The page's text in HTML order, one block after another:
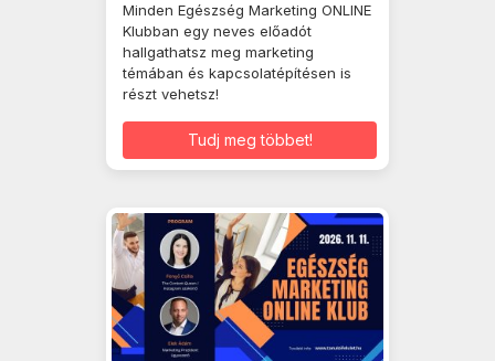
Minden Egészség Marketing ONLINE
Klubban egy neves előadót
hallgathatsz meg marketing
témában és kapcsolatépítésen is
részt vehetsz!
Tudj meg többet!